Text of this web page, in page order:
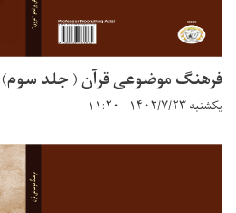
فرهنگ موضوعی قرآن ( جلد سوم)
یکشنبه ۱۴۰۲/۷/۲۳ - ۱۱:۲۰